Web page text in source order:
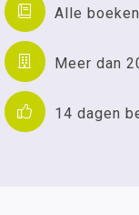
Alle
Meer dan
14 dagen